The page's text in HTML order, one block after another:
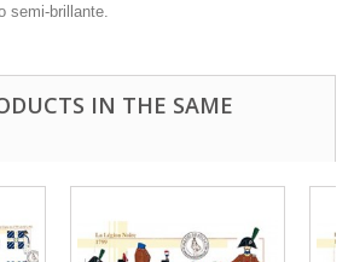
semi-brillante.
IN THE SAME